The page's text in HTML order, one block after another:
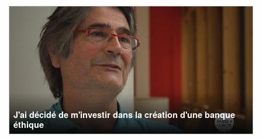
J'ai décidé de m'investir dans la création d'une banque
éthique